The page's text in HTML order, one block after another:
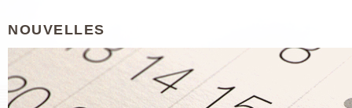
NOUVELLES